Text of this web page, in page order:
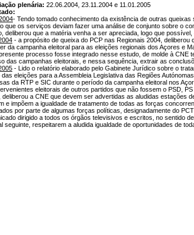
plenária: 22.06.2004, 23.11.2004 e 11.01.2005
- Tendo tomado conhecimento da existência de outras
que os serviços deviam fazer uma análise de conjunto sobre o
deliberou que a matéria venha a ser apreciada, logo que possível,
- a propósito de queixa do PCP nas Regionais 2004,
da campanha eleitoral para as eleições regionais dos Açores e
processo fosse integrado nesse estudo, de molde à CNE
das campanhas eleitorais, e nessa sequência, extrair as
- Lido o relatório elaborado pelo Gabinete Jurídico sobre o
das eleições para a Assembleia Legislativa das Regiões
da RTP e SIC durante o período da campanha eleitoral nos
eleitorais de outros partidos que não fossem o PSD, PS
deliberou a CNE que devem ser advertidas as aludidas estações
e impõem a igualdade de tratamento de todas as forças
por parte de algumas forças políticas, designadamente do
dirigido a todos os órgãos televisivos e escritos, no sentido
seguinte, respeitarem a aludida igualdade de oportunidades de